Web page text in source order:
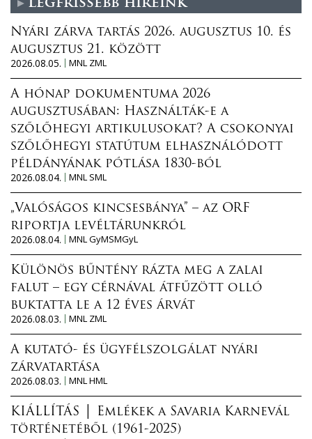
Legfrissebb híreink
Nyári zárva tartás 2026. augusztus 10. és
augusztus 21. között
2026.08.05.
MNL ZML
A hónap dokumentuma 2026
augusztusában: Használták-e a
szőlőhegyi artikulusokat? A csokonyai
szőlőhegyi statútum elhasználódott
példányának pótlása 1830-ból
2026.08.04.
MNL SML
„Valóságos kincsesbánya” – az ORF
riportja levéltárunkról
2026.08.04.
MNL GyMSMGyL
Különös bűntény rázta meg a zalai
falut – egy cérnával átfűzött olló
buktatta le a 12 éves árvát
2026.08.03.
MNL ZML
A kutató- és ügyfélszolgálat nyári
zárvatartása
2026.08.03.
MNL HML
KIÁLLÍTÁS │ Emlékek a Savaria Karnevál
történetéből (1961-2025)